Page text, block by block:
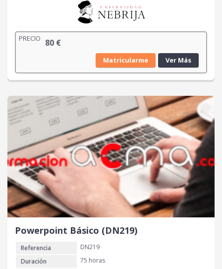
PRECIO 80 €
Matricularme Ver Más
Powerpoint Básico (DN219)
Referencia
DN219
Duración
75 horas